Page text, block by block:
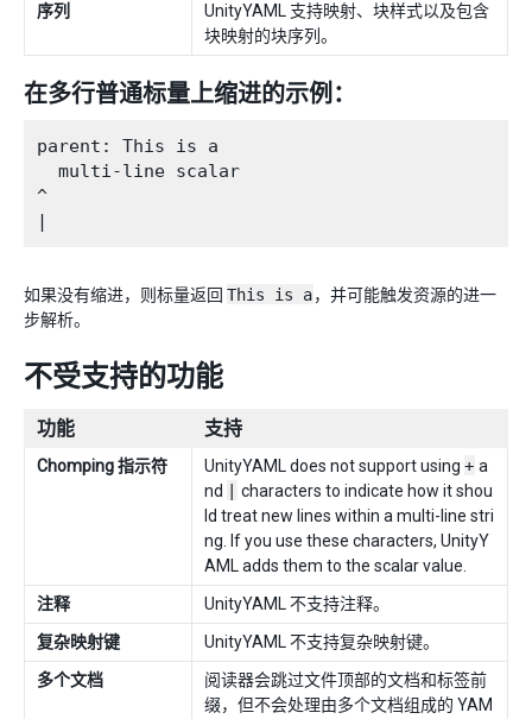
序列
UnityYAML 支持映射、块样式以及包含
块映射的块序列。
在多行普通标量上缩进的示例：
parent: This is a
  multi-line scalar
^
如果没有缩进，则标量返回 This is a，并可能触发资源的进一
步解析。
不受支持的功能
功能 支持
Chomping 指示符 UnityYAML does not support using + a
nd
characters to indicate how it shou
ld treat new lines within a multi-line stri
ng. If you use these characters, UnityY
AML adds them to the scalar value.
注释
UnityYAML 不支持注释。
复杂映射键
UnityYAML 不支持复杂映射键。
多个文档
阅读器会跳过文件顶部的文档和标签前
缀，但不会处理由多个文档组成的 YAM